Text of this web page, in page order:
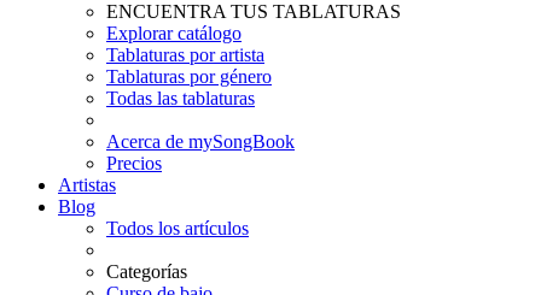
ENCUENTRA TUS TABLATURAS
Explorar catálogo
Tablaturas por artista
Tablaturas por género
Todas las tablaturas
Acerca de mySongBook
Precios
Artistas
Blog
Todos los artículos
Categorías